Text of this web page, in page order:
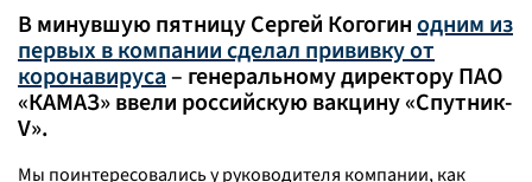
В минувшую пятницу Сергей Когогинодним из
первых в компании сделал прививку от
коронавируса– генеральному директору ПАО
«КАМАЗ» ввели российскую вакцину «Спутник-
V».
Мы поинтересовались у руководителя компании, как